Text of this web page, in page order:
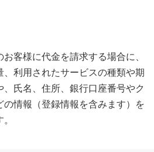
客様に代金を請求する場合に、
利用されたサービスの種類や期
氏名、住所、銀行口座番号やク
の情報（登録情報を含みます）を